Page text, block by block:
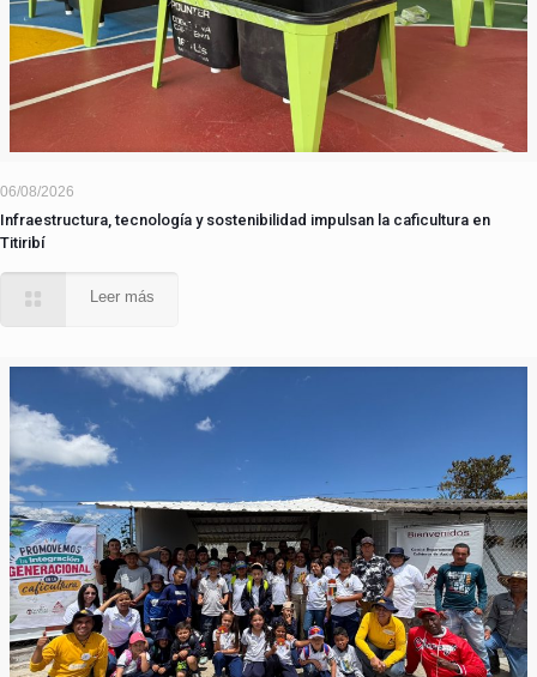
06/08/2026
Infraestructura, tecnología y sostenibilidad impulsan la caficultura en
Titiribí
Leer más